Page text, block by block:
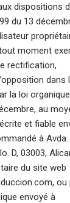
dispositions
du 13
moment
rectification,
dans
la loi organique
au
et fiable
à Avda.
D, 03003,
du site web
ou
envoyé à